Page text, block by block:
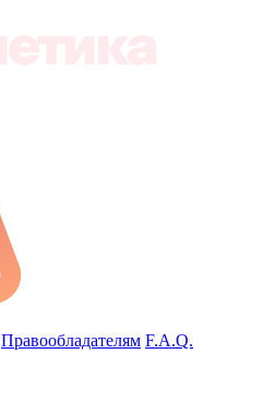
Правообладателям F.A.Q.